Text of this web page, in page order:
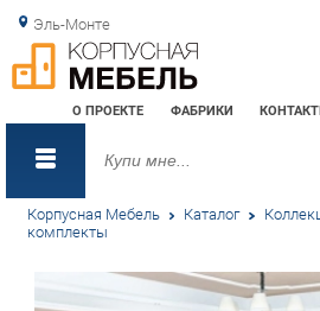
Эль-Монте
О ПРОЕКТЕ ФАБРИКИ КОНТАКТЫ
Корпусная Мебель Каталог Коллекции
комплекты